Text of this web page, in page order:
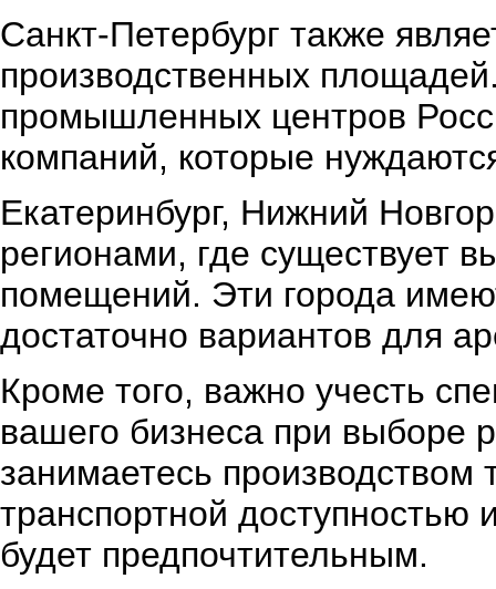
Санкт-Петербург также
производственных
промышленных центров
компаний, которые
Екатеринбург, Нижний
регионами, где существует
помещений. Эти города
достаточно вариантов для
Кроме того, важно учесть
вашего бизнеса при выборе
занимаетесь производством
транспортной доступностью
будет предпочтительным.